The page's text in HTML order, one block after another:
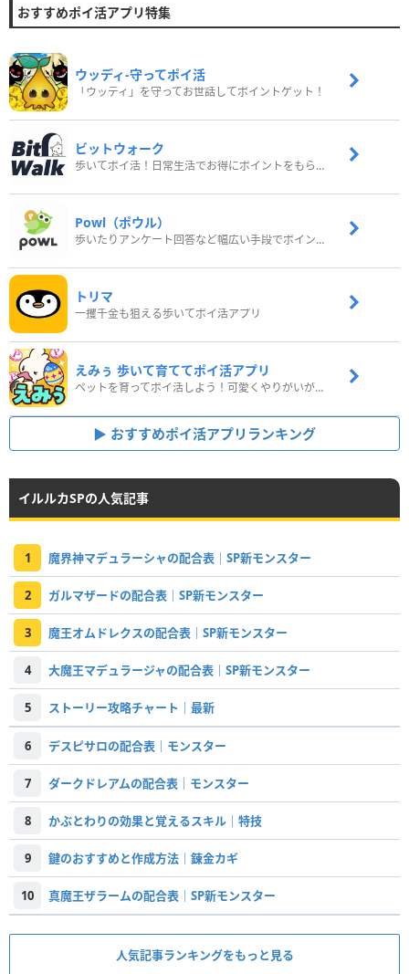
おすすめポイ活アプリ特集
ウッディ‐守ってポイ活
「ウッディ」を守ってお世話してポイントゲット！
ビットウォーク
歩いてポイ活！日常生活でお得にポイントをもらおう
Powl（ポウル）
歩いたりアンケート回答など幅広い手段でポイントをゲット
トリマ
一攫千金も狙える歩いてポイ活アプリ
えみぅ 歩いて育ててポイ活アプリ
ペットを育ってポイ活しよう！可愛くやりがいがある新感覚アプリ
おすすめポイ活アプリランキング
イルルカSPの人気記事
1 魔界神マデュラーシャの配合表｜SP新モンスター
2 ガルマザードの配合表｜SP新モンスター
3 魔王オムドレクスの配合表｜SP新モンスター
4 大魔王マデュラージャの配合表｜SP新モンスター
5 ストーリー攻略チャート｜最新
6 デスピサロの配合表｜モンスター
7 ダークドレアムの配合表｜モンスター
8 かぶとわりの効果と覚えるスキル｜特技
9 鍵のおすすめと作成方法｜錬金カギ
10 真魔王ザラームの配合表｜SP新モンスター
人気記事ランキングをもっと見る